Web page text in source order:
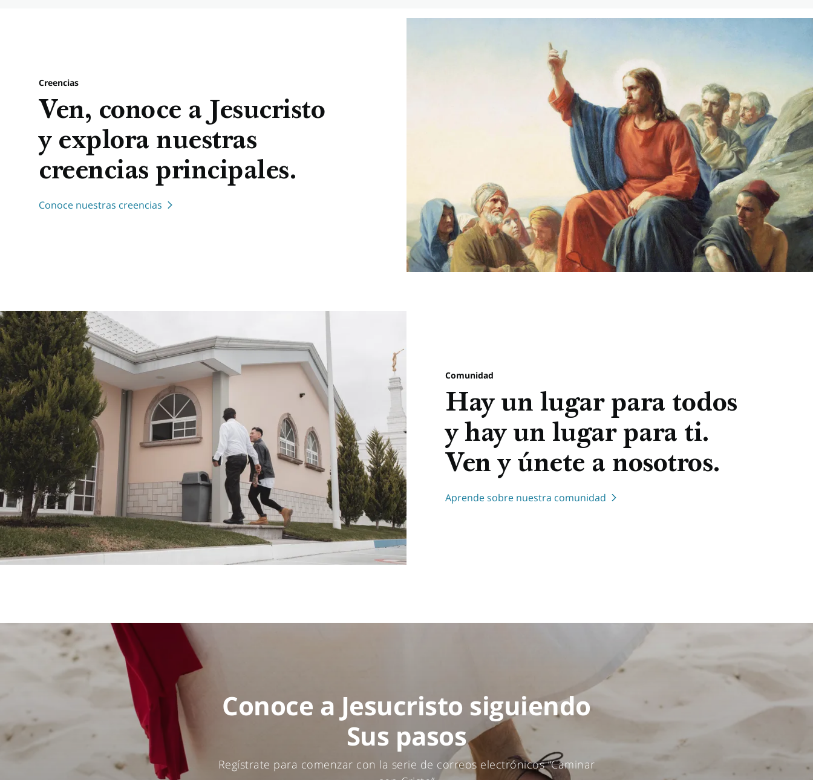
Creencias
Ven, conoce a Jesucristo
y explora nuestras
creencias principales.
Conoce nuestras creencias
Comunidad
Hay un lugar para todos
y hay un lugar para ti.
Ven y únete a nosotros.
Aprende sobre nuestra comunidad
Conoce a Jesucristo siguiendo
Sus pasos
Regístrate para comenzar con la serie de correos electrónicos “Caminar